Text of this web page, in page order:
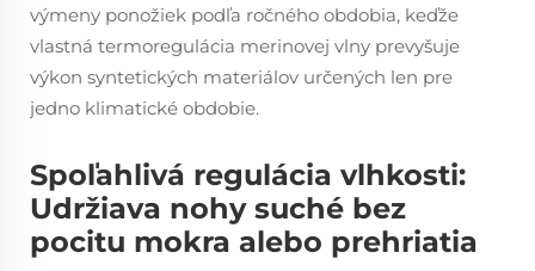
výmeny ponožiek podľa ročného obdobia, keďže
vlastná termoregulácia merinovej vlny prevyšuje
výkon syntetických materiálov určených len pre
jedno klimatické obdobie.
Spoľahlivá regulácia vlhkosti:
Udržiava nohy suché bez
pocitu mokra alebo prehriatia